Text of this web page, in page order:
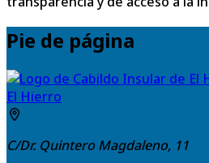
Pie de página
El Hierro
C/Dr. Quintero Magdaleno, 11